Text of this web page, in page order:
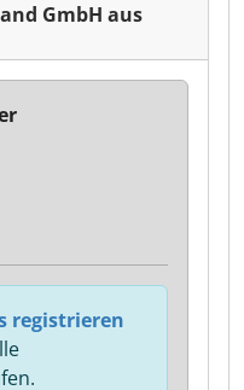
GmbH aus
registrieren